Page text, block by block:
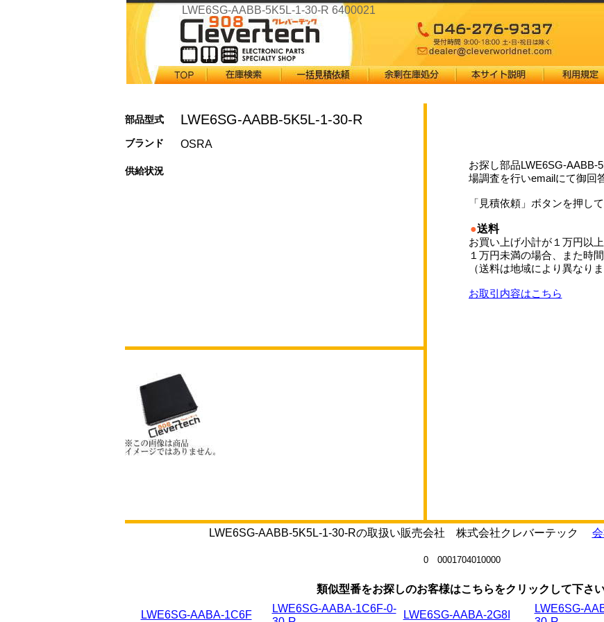
LWE6SG-AABB-5K5L-1-30-R 6400021
部品型式 LWE6SG-AABB-5K5L-1-30-R
ブランド OSRA
供給状況
お探し部品LWE6SG-AABB-
場調査を行いemailにて御回
「見積依頼」ボタンを押し
●送料
お買い上げ小計が１万円以
１万円未満の場合、また時
（送料は地域により異なりま
お取引内容はこちら
LWE6SG-AABB-5K5L-1-30-Rの取扱い販売会社 株式会社クレバーテック
0 0001704010000
類似型番をお探しのお客様はこちらをクリックして下さい
LWE6SG-AABA-1C6F
LWE6SG-AABA-1C6F-0-
LWE6SG-AABA-2G8I
LWE6SG-